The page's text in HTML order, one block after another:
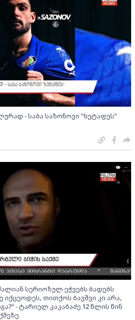
- საბა საზონოვი "ხეტაფეს"
სერიოზულ ეჭვებს ბადებს
იქცეოდეს, თითქოს ბავშვი კი არა,
- ტარიელ კაკაბაძე 12 წლის წინ